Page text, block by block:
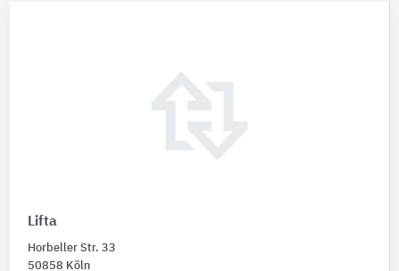
Lifta
Horbeller Str. 33
50858 Köln